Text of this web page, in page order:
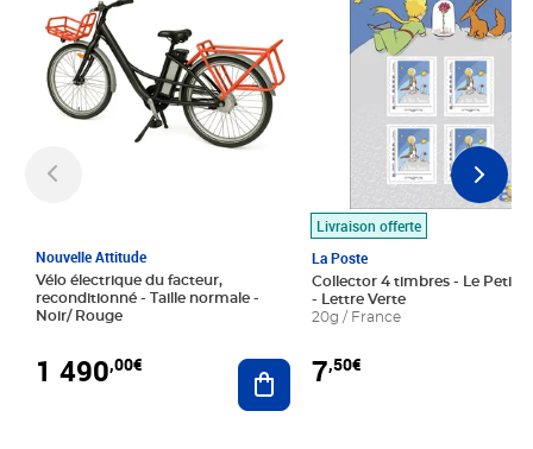
Nouvelle Attitude
Vélo électrique du facteur,
reconditionné - Taille normale -
Noir/ Rouge
1 490,00€ Ajouter au panier
Livraison offerte
La Poste
Collector 4 timbres - Le Petit
- Lettre Verte
20g / France
7,50€